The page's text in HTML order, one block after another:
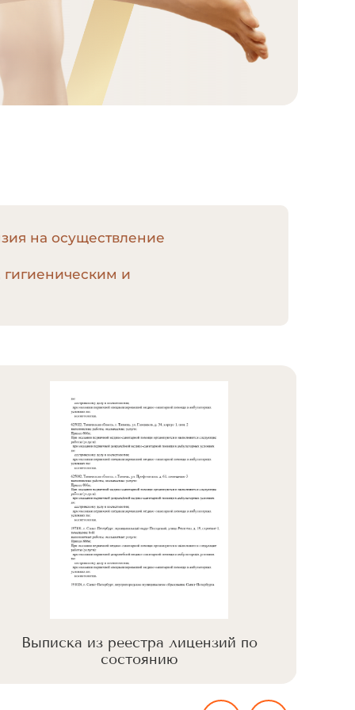
на осуществление
гигиеническим и
Выписка из реестра лицензий по
состоянию